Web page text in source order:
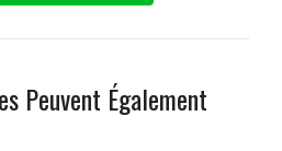
Peuvent Également